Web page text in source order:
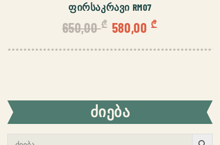
ᲫᲘᲔᲑᲐ
ᲤᲘᲠᲡᲐᲙᲠᲐᲕᲘ RM07
650,00₾ Original
price
was:
580,00 ₾
is: